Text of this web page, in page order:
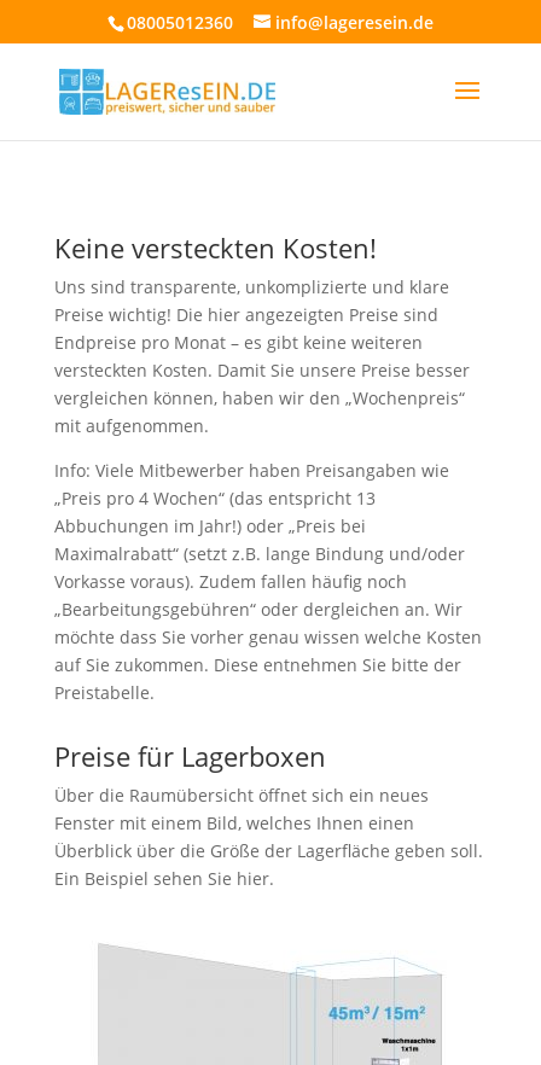
08005012360 info@lageresein.de
Keine versteckten Kosten!
Uns sind transparente, unkomplizierte und klare
Preise wichtig! Die hier angezeigten Preise sind
Endpreise pro Monat – es gibt keine weiteren
versteckten Kosten. Damit Sie unsere Preise besser
vergleichen können, haben wir den „Wochenpreis“
mit aufgenommen.
Info: Viele Mitbewerber haben Preisangaben wie
„Preis pro 4 Wochen“ (das entspricht 13
Abbuchungen im Jahr!) oder „Preis bei
Maximalrabatt“ (setzt z.B. lange Bindung und/oder
Vorkasse voraus). Zudem fallen häufig noch
„Bearbeitungsgebühren“ oder dergleichen an. Wir
möchte dass Sie vorher genau wissen welche Kosten
auf Sie zukommen. Diese entnehmen Sie bitte der
Preistabelle.
Preise für Lagerboxen
Über die Raumübersicht öffnet sich ein neues
Fenster mit einem Bild, welches Ihnen einen
Überblick über die Größe der Lagerfläche geben soll.
Ein Beispiel sehen Sie hier.